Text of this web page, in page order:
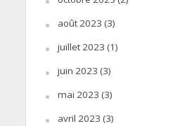
août 2023 (3)
juillet 2023 (1)
juin 2023 (3)
mai 2023 (3)
avril 2023 (3)